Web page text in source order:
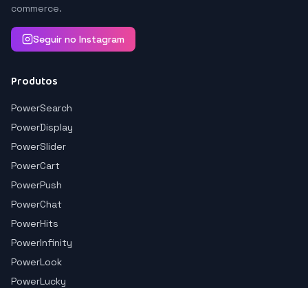
commerce.
Seguir no Instagram
Produtos
PowerSearch
PowerDisplay
PowerSlider
PowerCart
PowerPush
PowerChat
PowerHits
PowerInfinity
PowerLook
PowerLucky